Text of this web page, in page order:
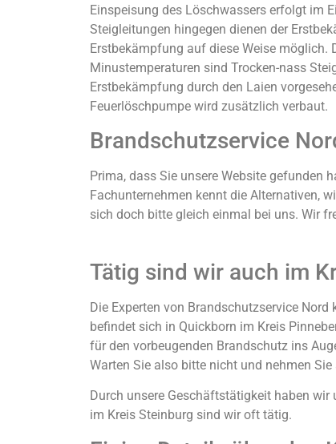
Einspeisung des Löschwassers erfolgt im
Steigleitungen hingegen dienen der
Erstbekämpfung auf diese Weise möglich.
Minustemperaturen sind Trocken-nass
Erstbekämpfung durch den Laien
Feuerlöschpumpe wird zusätzlich verbaut.
Brandschutzservice
Prima, dass Sie unsere Website gefunden
Fachunternehmen kennt die Alternativen,
sich doch bitte gleich einmal bei uns. Wir
Tätig sind wir auch im
Die Experten von Brandschutzservice
befindet sich in Quickborn im Kreis
für den vorbeugenden Brandschutz ins
Warten Sie also bitte nicht und nehmen
Durch unsere Geschäftstätigkeit haben
im Kreis Steinburg sind wir oft tätig.